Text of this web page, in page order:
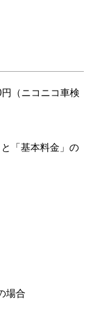
（ニコニコ車検
「基本料金」の
場合